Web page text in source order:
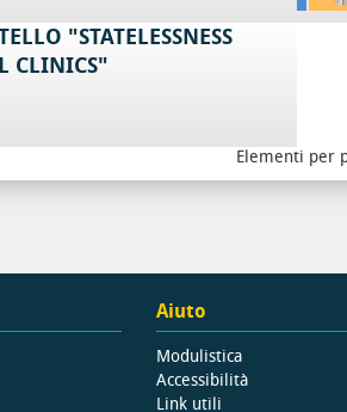
"STATELESSNESS
CLINICS"
Elementi per
Aiuto
Modulistica
Accessibilità
Link utili